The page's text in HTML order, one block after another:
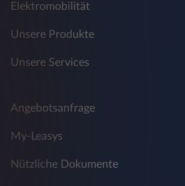
Elektromobilität
Unsere Produkte
Unsere Services
Angebotsanfrage
My-Leasys
Nützliche Dokumente